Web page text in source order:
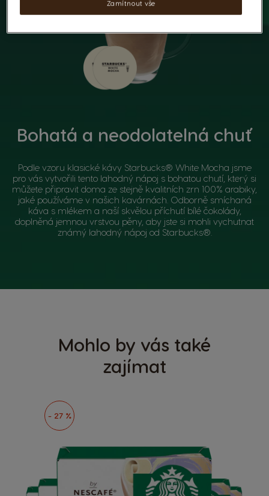
Bohatá a neodolatelná chuť
Podle vzoru klasické kávy Starbucks® White Mocha jsme
pro vás vytvořili tento lahodný nápoj s bohatou chutí, který si
můžete připravit doma ze stejně kvalitních zrn 100% arabiky,
jaké používáme v našich kavárnách. Odborně smíchaná
káva s mlékem a naší skvělou příchutí bílé čokolády,
doplněná jemnou vrstvou pěny, aby jste si mohli vychutnat
známý lahodný nápoj od Starbucks®.
Mohlo by vás také
zajímat
- 27 %
Zamítnout vše